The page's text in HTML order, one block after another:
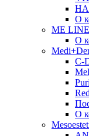
О
ME LINE
О
C-
О